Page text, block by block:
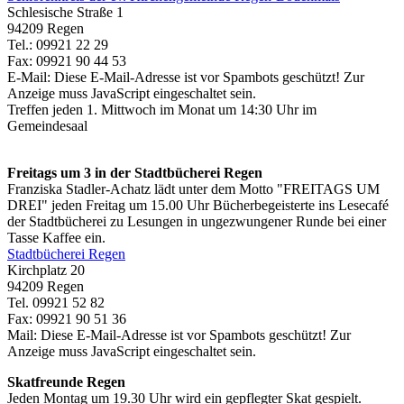
Schlesische Straße 1
94209 Regen
Tel.: 09921 22 29
Fax: 09921 90 44 53
E-Mail: Diese E-Mail-Adresse ist vor Spambots geschützt! Zur
Anzeige muss JavaScript eingeschaltet sein.
Treffen jeden 1. Mittwoch im Monat um 14:30 Uhr im
Gemeindesaal
Freitags um 3 in der Stadtbücherei Regen
Franziska Stadler-Achatz lädt unter dem Motto "FREITAGS UM
DREI" jeden Freitag um 15.00 Uhr Bücherbegeisterte ins Lesecafé
der Stadtbücherei zu Lesungen in ungezwungener Runde bei einer
Tasse Kaffee ein.
Stadtbücherei Regen
Kirchplatz 20
94209 Regen
Tel. 09921 52 82
Fax: 09921 90 51 36
Mail: Diese E-Mail-Adresse ist vor Spambots geschützt! Zur
Anzeige muss JavaScript eingeschaltet sein.
Skatfreunde Regen
Jeden Montag um 19.30 Uhr wird ein gepflegter Skat gespielt.